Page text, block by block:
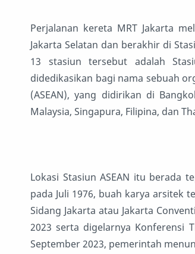
Perjalanan kereta MRT Jakarta
Jakarta Selatan dan berakhir di
13 stasiun tersebut adalah
didedikasikan bagi nama sebuah
(ASEAN), yang didirikan di
Malaysia, Singapura, Filipina, dan
Lokasi Stasiun ASEAN itu berada
pada Juli 1976, buah karya arsitek
Sidang Jakarta atau Jakarta
2023 serta digelarnya Konferensi
September 2023, pemerintah